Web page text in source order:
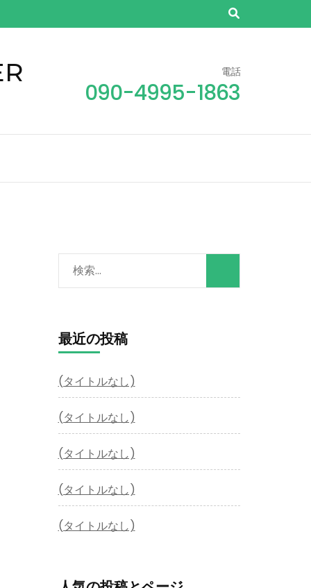
電話
090-4995-1863
検
索:
最近の投稿
(タイトルなし)
(タイトルなし)
(タイトルなし)
(タイトルなし)
(タイトルなし)